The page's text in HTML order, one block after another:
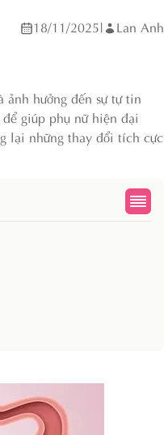
18/11/2025| Lan Anh
ảnh hưởng đến sự tự tin
giúp phụ nữ hiện đại
lại những thay đổi tích cực